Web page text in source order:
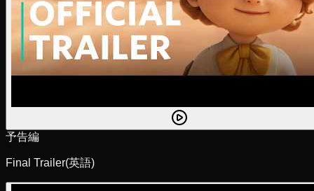
予告編
Final Trailer(英語)